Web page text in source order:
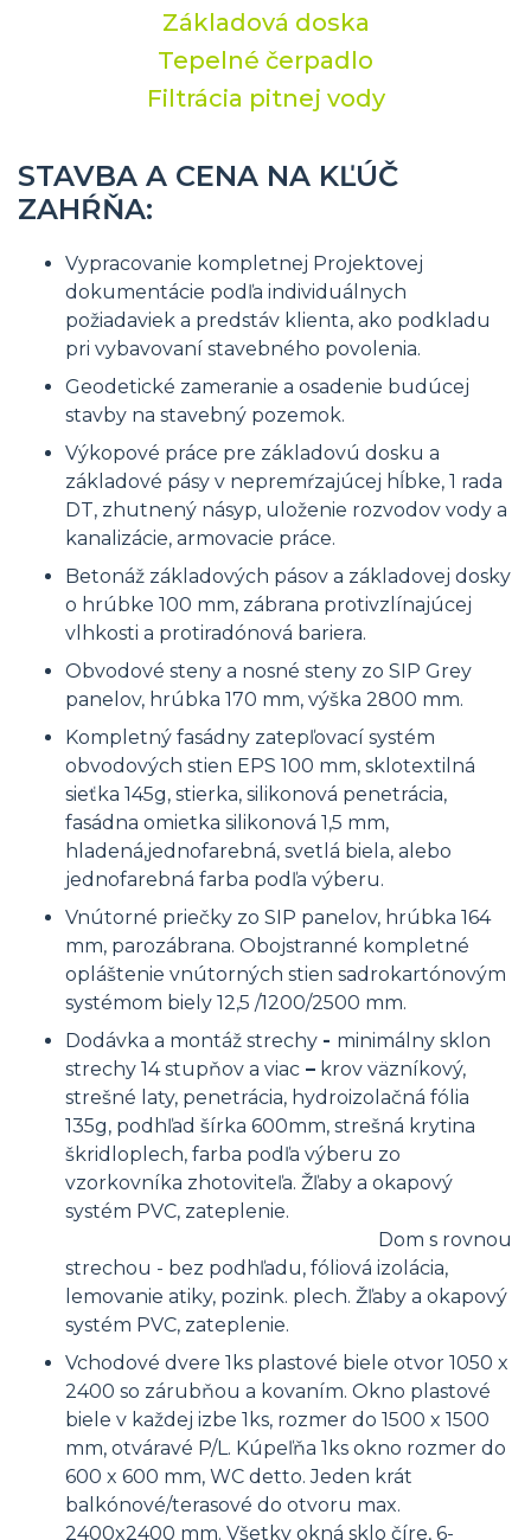
Základová doska
Tepelné čerpadlo
Filtrácia pitnej vody
STAVBA A CENA NA KĽÚČ
ZAHŔŇA:
Vypracovanie kompletnej Projektovej
dokumentácie podľa individuálnych
požiadaviek a predstáv klienta, ako podkladu
pri vybavovaní stavebného povolenia.
Geodetické zameranie a osadenie budúcej
stavby na stavebný pozemok.
Výkopové práce pre základovú dosku a
základové pásy v nepremŕzajúcej hĺbke, 1 rada
DT, zhutnený násyp, uloženie rozvodov vody a
kanalizácie, armovacie práce.
Betonáž základových pásov a základovej dosky
o hrúbke 100 mm, zábrana protivzlínajúcej
vlhkosti a protiradónová bariera.
Obvodové steny a nosné steny zo SIP Grey
panelov, hrúbka 170 mm, výška 2800 mm.
Kompletný fasádny zatepľovací systém
obvodových stien EPS 100 mm, sklotextilná
sieťka 145g, stierka, silikonová penetrácia,
fasádna omietka silikonová 1,5 mm,
hladená,jednofarebná, svetlá biela, alebo
jednofarebná farba podľa výberu.
Vnútorné priečky zo SIP panelov, hrúbka 164
mm, parozábrana. Obojstranné kompletné
opláštenie vnútorných stien sadrokartónovým
systémom biely 12,5 /1200/2500 mm.
Dodávka a montáž strechy - minimálny sklon
strechy 14 stupňov a viac – krov väzníkový,
strešné laty, penetrácia, hydroizolačná fólia
135g, podhľad šírka 600mm, strešná krytina
škridloplech, farba podľa výberu zo
vzorkovníka zhotoviteľa. Žľaby a okapový
systém PVC, zateplenie.
Dom s rovnou
strechou - bez podhľadu, fóliová izolácia,
lemovanie atiky, pozink. plech. Žľaby a okapový
systém PVC, zateplenie.
Vchodové dvere 1ks plastové biele otvor 1050 x
2400 so zárubňou a kovaním. Okno plastové
biele v každej izbe 1ks, rozmer do 1500 x 1500
mm, otváravé P/L. Kúpeľňa 1ks okno rozmer do
600 x 600 mm, WC detto. Jeden krát
balkónové/terasové do otvoru max.
2400x2400 mm. Všetky okná sklo číre, 6-